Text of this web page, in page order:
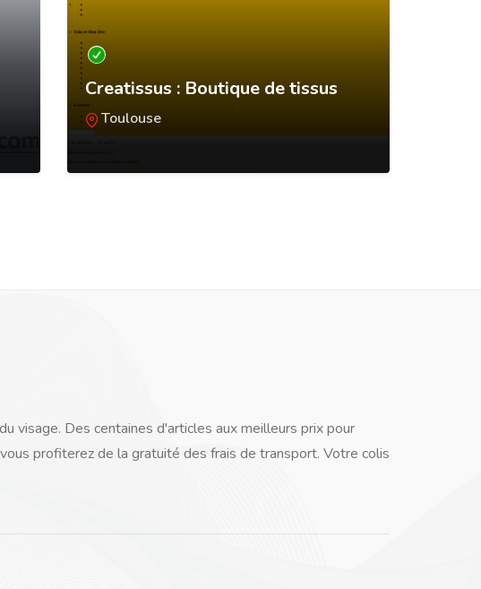
Creatissus : Boutique de tissus
Toulouse
visage. Des centaines d'articles aux meilleurs prix pour
profiterez de la gratuité des frais de transport. Votre colis